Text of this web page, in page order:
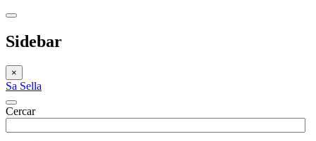
Sidebar
×
Sa Sella
Cercar